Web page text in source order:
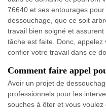
76640 et ses entourages
dessouchage, que ce soit
travail bien soigné et
tâche est faite. Donc,
confier votre travail dans ce
Comment faire appel
Avoir un projet de
professionnels pour les
souches à ôter et vous voulez